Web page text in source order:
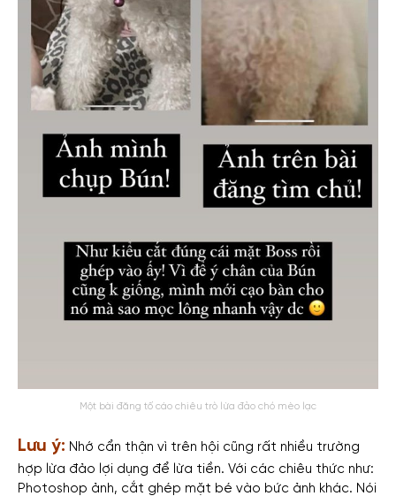
Một bài đăng tố cáo chiêu trò lừa đảo chó mèo lạc
Lưu ý: Nhớ cẩn thận vì trên hội cũng rất nhiều trường
hợp lừa đảo lợi dụng để lừa tiền. Với các chiêu thức như:
Photoshop ảnh, cắt ghép mặt bé vào bức ảnh khác. Nói